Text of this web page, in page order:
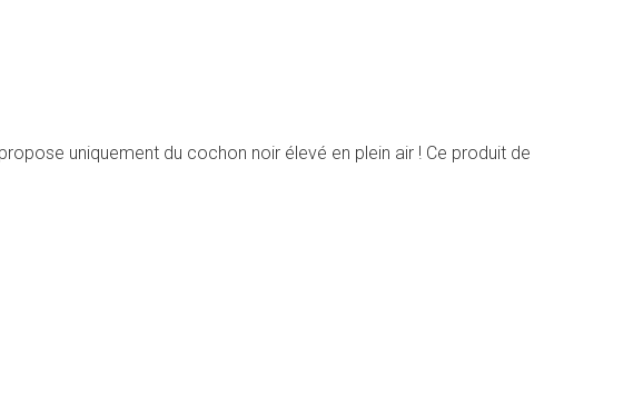
uniquement du cochon noir élevé en plein air ! Ce produit de